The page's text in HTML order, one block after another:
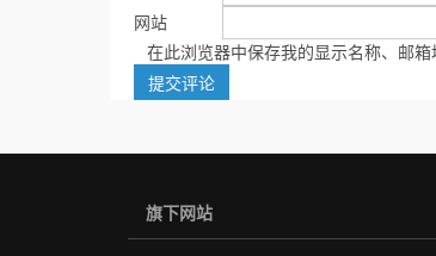
网站
在此浏览器中保存我的显示名称、邮
旗下网站